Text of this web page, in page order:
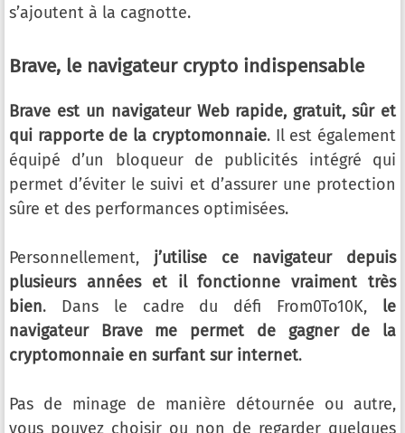
s’ajoutent à la cagnotte.
Brave, le navigateur crypto indispensable
Brave est un navigateur Web rapide, gratuit, sûr et
qui rapporte de la cryptomonnaie. Il est également
équipé d’un bloqueur de publicités intégré qui
permet d’éviter le suivi et d’assurer une protection
sûre et des performances optimisées.
Personnellement, j’utilise ce navigateur depuis
plusieurs années et il fonctionne vraiment très
bien. Dans le cadre du défi From0To10K, le
navigateur Brave me permet de gagner de la
cryptomonnaie en surfant sur internet.
Pas de minage de manière détournée ou autre,
vous pouvez choisir ou non de regarder quelques